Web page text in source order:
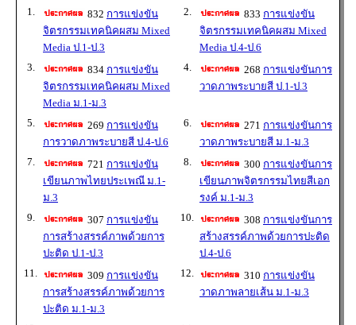
1. 832 การแข่งขัน
จิตรกรรมเทคนิคผสม Mixed
Media ป.1-ป.3
2. 833 การแข่งขัน
จิตรกรรมเทคนิคผสม Mixed
Media ป.4-ป.6
3.
834 การแข่งขัน
จิตรกรรมเทคนิคผสม Mixed
Media ม.1-ม.3
4. 268 การแข่งขันการ
วาดภาพระบายสี ป.1-ป.3
5. 269 การแข่งขัน
การวาดภาพระบายสี ป.4-ป.6
6. 271 การแข่งขันการ
วาดภาพระบายสี ม.1-ม.3
7.
721 การแข่งขัน
เขียนภาพไทยประเพณี ม.1-
ม.3
8. 300 การแข่งขันการ
เขียนภาพจิตรกรรมไทยสีเอก
รงค์ ม.1-ม.3
9.
307 การแข่งขัน
การสร้างสรรค์ภาพด้วยการ
ปะติด ป.1-ป.3
10. 308 การแข่งขันการ
สร้างสรรค์ภาพด้วยการปะติด
ป.4-ป.6
11.
309 การแข่งขัน
การสร้างสรรค์ภาพด้วยการ
ปะติด ม.1-ม.3
12. 310 การแข่งขัน
วาดภาพลายเส้น ม.1-ม.3